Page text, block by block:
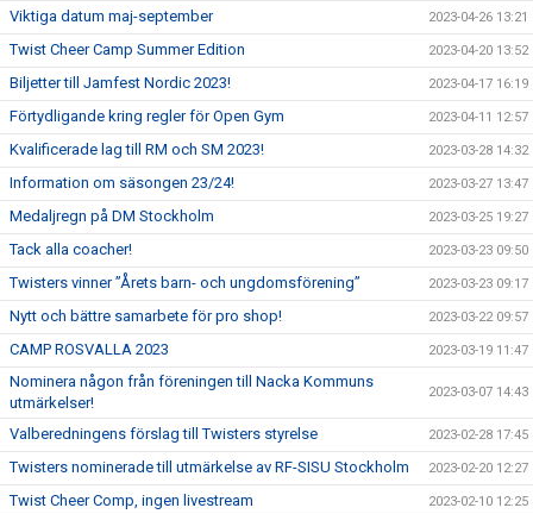
Viktiga datum maj-september 2023-04-26 13:21
Twist Cheer Camp Summer Edition 2023-04-20 13:52
Biljetter till Jamfest Nordic 2023! 2023-04-17 16:19
Förtydligande kring regler för Open Gym 2023-04-11 12:57
Kvalificerade lag till RM och SM 2023! 2023-03-28 14:32
Information om säsongen 23/24! 2023-03-27 13:47
Medaljregn på DM Stockholm 2023-03-25 19:27
Tack alla coacher! 2023-03-23 09:50
Twisters vinner ”Årets barn- och ungdomsförening” 2023-03-23 09:17
Nytt och bättre samarbete för pro shop! 2023-03-22 09:57
CAMP ROSVALLA 2023 2023-03-19 11:47
Nominera någon från föreningen till Nacka Kommuns
utmärkelser!
2023-03-07 14:43
Valberedningens förslag till Twisters styrelse 2023-02-28 17:45
Twisters nominerade till utmärkelse av RF-SISU Stockholm 2023-02-20 12:27
Twist Cheer Comp, ingen livestream 2023-02-10 12:25